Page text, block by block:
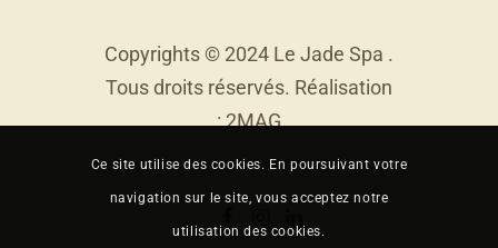
Copyrights © 2024 Le Jade Spa .
Tous droits réservés. Réalisation
:2MAG
Ce site utilise des cookies. En poursuivant votre
navigation sur le site, vous acceptez notre
utilisation des cookies.